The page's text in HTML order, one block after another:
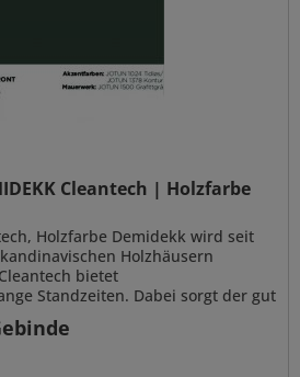
Cleantech | Holzfarbe
Holzfarbe Demidekk wird seit
Holzhäusern
bietet
Standzeiten. Dabei sorgt der gut
für...